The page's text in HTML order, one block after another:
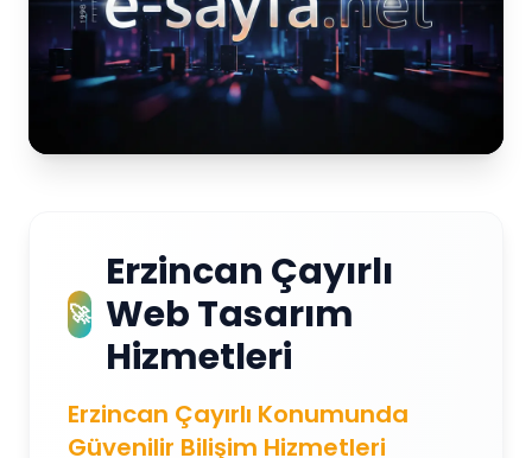
🚀
Erzincan Çayırlı
Web Tasarım
Hizmetleri
Erzincan Çayırlı Konumunda
Güvenilir Bilişim Hizmetleri